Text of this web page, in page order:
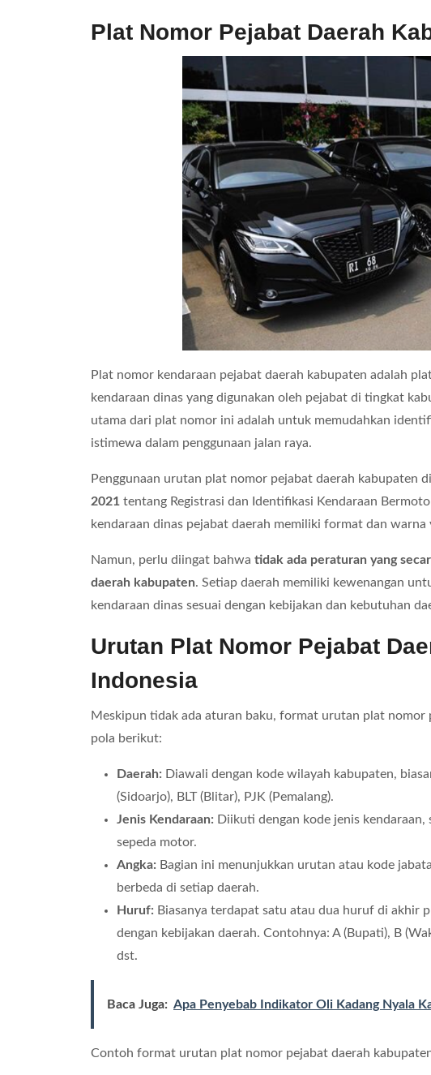
Plat Nomor Pejabat Daerah
Plat nomor kendaraan pejabat daerah kabupaten adalah
kendaraan dinas yang digunakan oleh pejabat di tingkat
utama dari plat nomor ini adalah untuk memudahkan
istimewa dalam penggunaan jalan raya.
Penggunaan urutan plat nomor pejabat daerah kabupaten
2021 tentang Registrasi dan Identifikasi Kendaraan
kendaraan dinas pejabat daerah memiliki format dan
Namun, perlu diingat bahwa tidak ada peraturan yang
daerah kabupaten. Setiap daerah memiliki kewenangan
kendaraan dinas sesuai dengan kebijakan dan kebutuhan
Urutan Plat Nomor Pejabat
Indonesia
Meskipun tidak ada aturan baku, format urutan plat nomor
pola berikut:
Daerah: Diawali dengan kode wilayah kabupaten,
(Sidoarjo), BLT (Blitar), PJK (Pemalang).
Jenis Kendaraan: Diikuti dengan kode jenis
sepeda motor.
Angka: Bagian ini menunjukkan urutan atau kode
berbeda di setiap daerah.
Huruf: Biasanya terdapat satu atau dua huruf di akhir
dengan kebijakan daerah. Contohnya: A (Bupati), B
dst.
Baca Juga: Apa Penyebab Indikator Oli Kadang Nyala
Contoh format urutan plat nomor pejabat daerah